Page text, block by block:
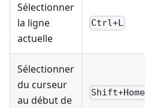
Sélectionner
la ligne
actuelle
Ctrl+L
Sélectionner
du curseur
au début de
Shift+Home